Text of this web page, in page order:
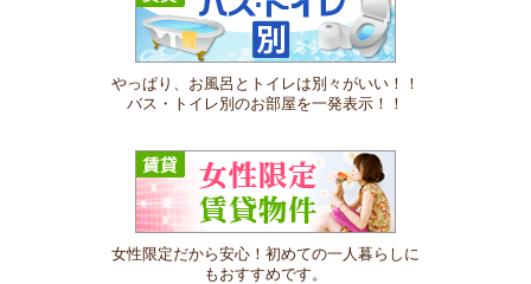
やっぱり、お風呂とトイレは別々がいい！！
バス・トイレ別のお部屋を一発表示！！
女性限定だから安心！初めての一人暮らしに
もおすすめです。